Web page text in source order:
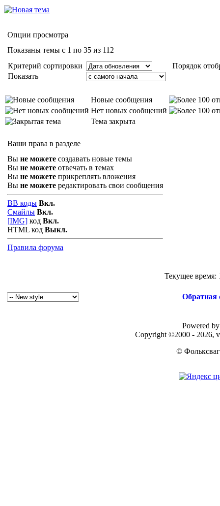
Опции просмотра
Показаны темы с 1 по 35 из 112
Критерий сортировки
Порядок
Показать
Новые сообщения
Нет новых сообщений
Тема закрыта
Ваши права в разделе
Вы не можете создавать новые темы
Вы не можете отвечать в темах
Вы не можете прикреплять вложения
Вы не можете редактировать свои сообщения
BB коды Вкл.
Смайлы Вкл.
[IMG] код Вкл.
HTML код Выкл.
Правила форума
Текущее время:
Обратная
Powered
Copyright ©2000 - 2026,
©